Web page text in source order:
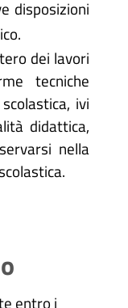
disposizioni
dei lavori
tecniche
ivi
didattica,
nella
entro i